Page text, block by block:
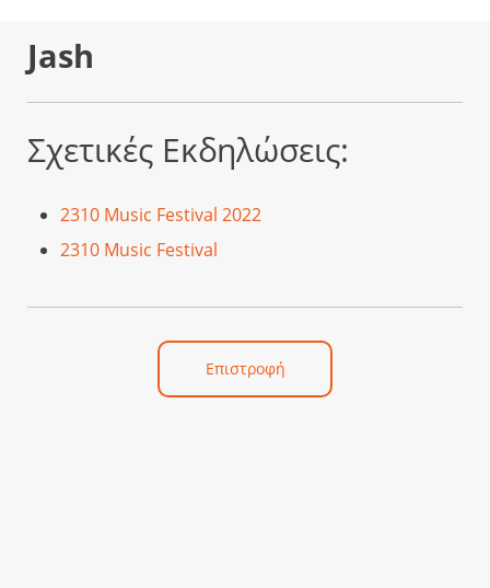
Jash
Σχετικές Εκδηλώσεις:
2310 Music Festival 2022
2310 Music Festival
Επιστροφή